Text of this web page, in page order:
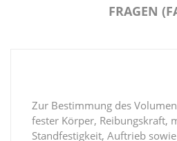
FRAGEN
Zur Bestimmung des
fester Körper, Reibungskraft,
Standfestigkeit, Auftrieb